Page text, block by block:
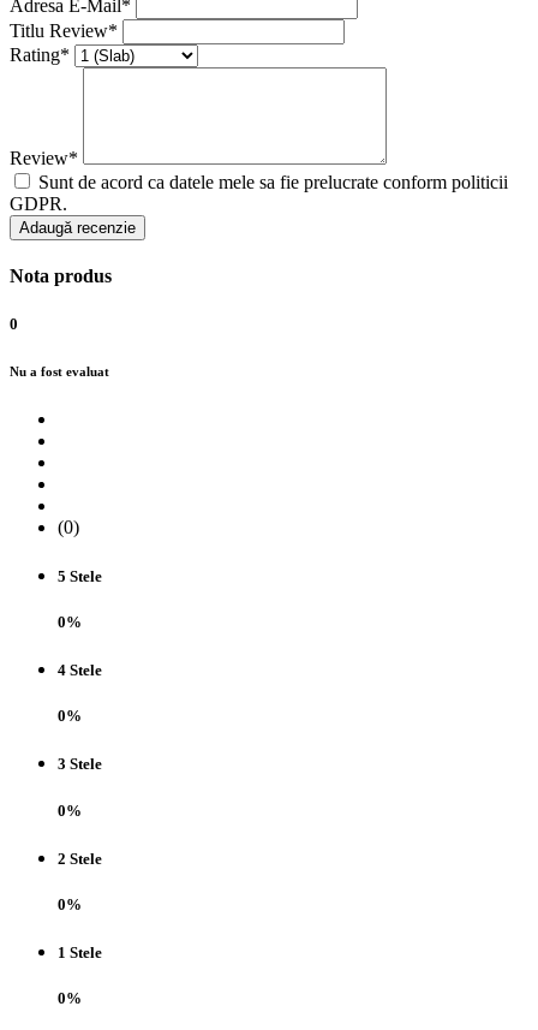
Adresa E-Mail*
Titlu Review*
Rating*
Review*
Sunt de acord ca datele mele sa fie prelucrate conform politicii
GDPR.
Adaugă recenzie
Nota produs
0
Nu a fost evaluat
(0)
5 Stele
0%
4 Stele
0%
3 Stele
0%
2 Stele
0%
1 Stele
0%